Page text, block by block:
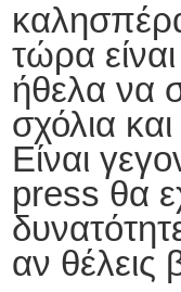
τώρα
ήθελα να
σχόλια
Είναι
press θα
αν θέλεις